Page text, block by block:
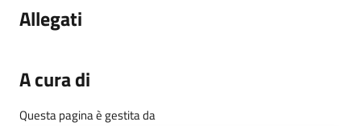
Allegati
A cura di
Questa pagina è gestita da